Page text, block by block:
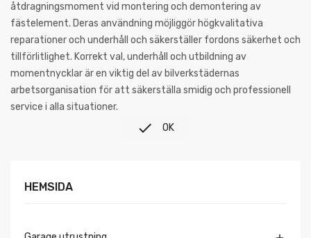
åtdragningsmoment vid montering och demontering av
fästelement. Deras användning möjliggör högkvalitativa
reparationer och underhåll och säkerställer fordons säkerhet och
tillförlitlighet. Korrekt val, underhåll och utbildning av
momentnycklar är en viktig del av bilverkstädernas
arbetsorganisation för att säkerställa smidig och professionell
service i alla situationer.
 OK
HEMSIDA